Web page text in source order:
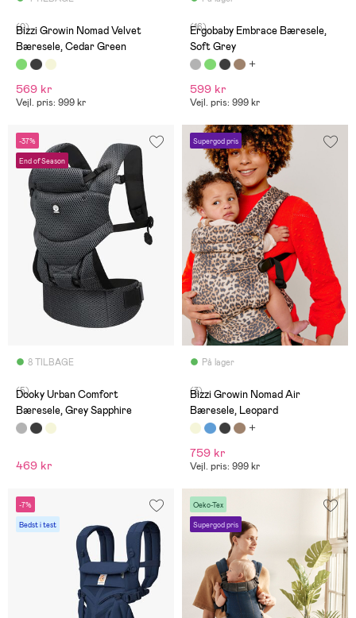
(0)
Bizzi Growin Nomad Velvet
Bæresele, Cedar Green
569 kr
Vejl. pris: 999 kr
(16)
Ergobaby Embrace Bæresele,
Soft Grey
599 kr
Vejl. pris: 999 kr
-37%
End of Season
8 TILBAGE
(5)
Dooky Urban Comfort
Bæresele, Grey Sapphire
469 kr
Supergod pris
På lager
(3)
Bizzi Growin Nomad Air
Bæresele, Leopard
759 kr
Vejl. pris: 999 kr
-7%
Bedst i test
Oeko-Tex
Supergod pris